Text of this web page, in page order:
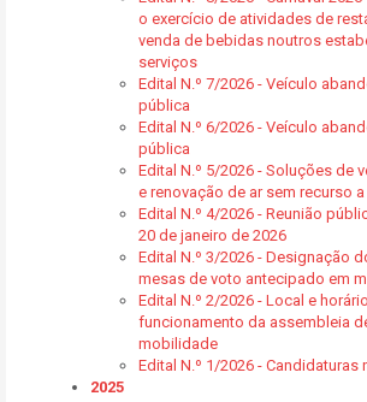
o exercício de atividades de
venda de bebidas noutros
serviços
Edital N.º 7/2026 - Veículo
pública
Edital N.º 6/2026 - Veículo
pública
Edital N.º 5/2026 - Soluções de
e renovação de ar sem recurso
Edital N.º 4/2026 - Reunião
20 de janeiro de 2026
Edital N.º 3/2026 - Designação
mesas de voto antecipado em
Edital N.º 2/2026 - Local e
funcionamento da assembleia
mobilidade
Edital N.º 1/2026 - Candidaturas
2025